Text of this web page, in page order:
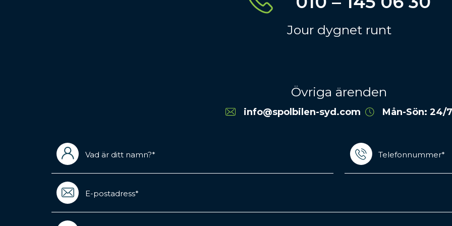
Jour dygnet runt
Övriga ärenden
info@spolbilen-syd.com Mån-Sön: 24/7
Vad
är
ditt
namn?
(Required)
Telefonnummer*
(Required)
Email
(Required)